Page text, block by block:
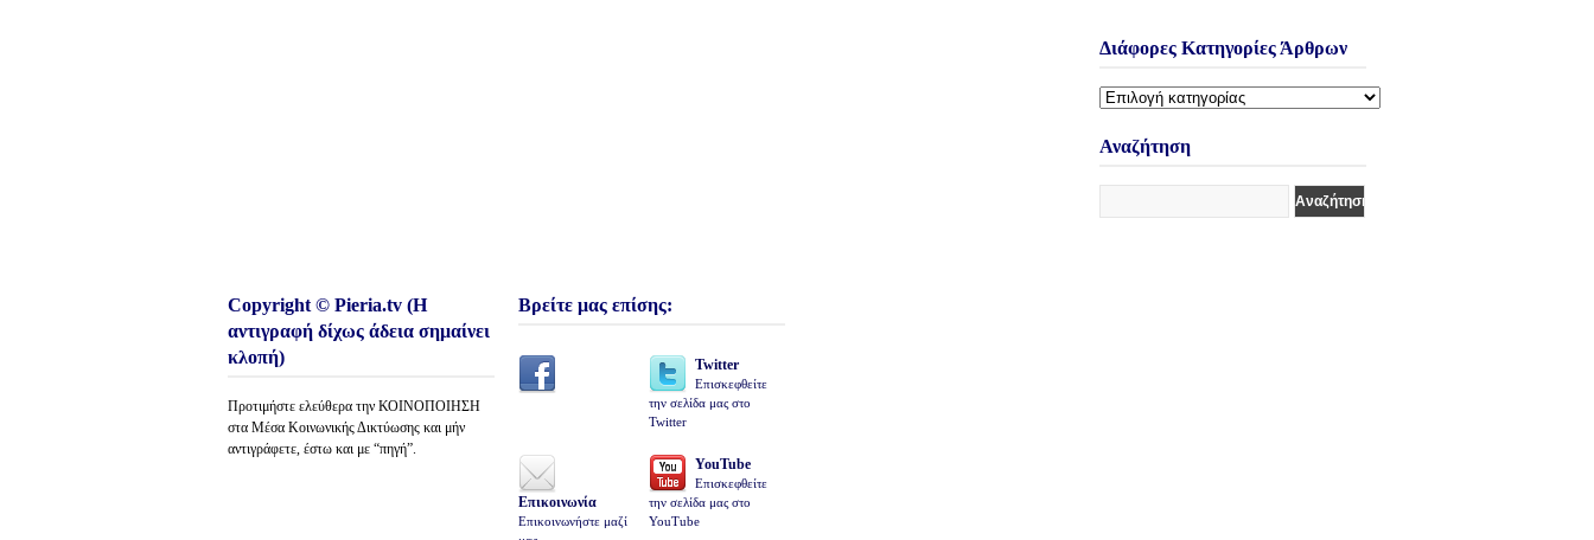
Διάφορες Κατηγορίες Άρθρων
Διάφορες
Άρθρων
Αναζήτηση
Copyright © Pieria.tv (Η
αντιγραφή δίχως άδεια σημαίνει
κλοπή)
Προτιμήστε ελεύθερα την ΚΟΙΝΟΠΟΙΗΣΗ
στα Μέσα Κοινωνικής Δικτύωσης και μήν
αντιγράφετε, έστω και με “πηγή”.
Βρείτε μας επίσης:
Twitter
Επισκεφθείτε
την σελίδα μας στο
Twitter
Επικοινωνία
Επικοινωνήστε μαζί
YouTube
Επισκεφθείτε
την σελίδα μας στο
YouTube